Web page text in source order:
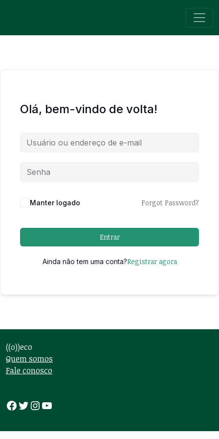
Olá, bem-vindo de volta!
Manter logado Forgot Password?
Entrar
Ainda não tem uma conta?Registrar agora
((o))eco
Quem somos
Fale conosco
Facebook
Twitter
Instagram
Youtube